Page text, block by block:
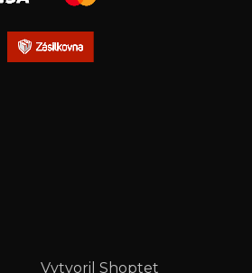
Vytvoril Shoptet